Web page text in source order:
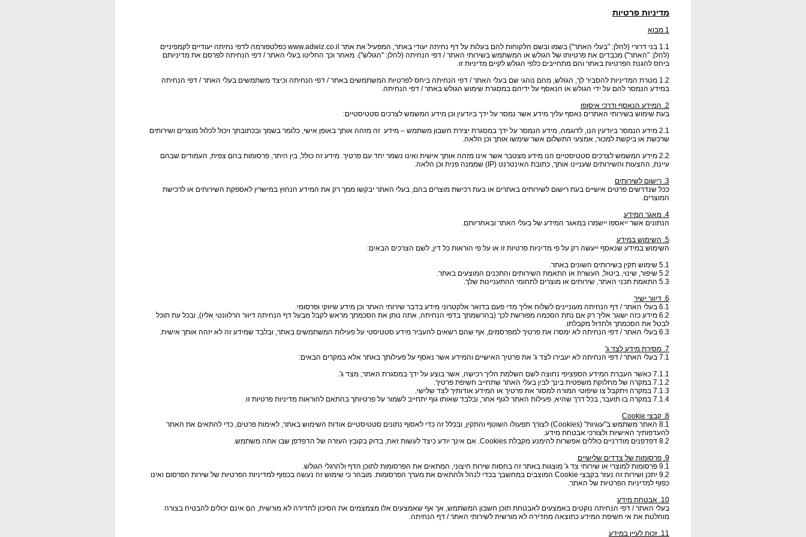
מדיניות פרטיות
1 מבוא
1.1 בני דרורי (להלן: "בעלי האתר") בשמו ובשם הלקוחות להם בעלות על דף נחיתה יעודי באתר, המפעיל את אתר
www.adwiz.co.il כפלטפורמה לדפי נחיתה יעודיים לקמפיניים
(להלן: "האתר") מכבדים את פרטיותו של הגולש או המשתמש בשירותי האתר / דפי הנחיתה (להלן: "הגולש"). מאחר וכך החליטו בעלי האתר / דפי הנחיתה לפרסם את מדיניותם
ביחס להגנת הפרטיות באתר והם מתחייבים כלפי הגולש לקיים מדיניות זו.
1.2 מטרת המדיניות להסביר לך, הגולש, מהם נוהגי שם בעלי האתר / דפי הנחיתה ביחס לפרטיות המשתמשים באתר / דפי הנחיתה וכיצד משתמשים בעלי האתר / דפי הנחיתה
במידע הנמסר להם על ידי הגולש או הנאסף על ידיהם במסגרת שימוש הגולש באתר / דפי הנחיתה.
2. המידע הנאסף ודרכי איסופו
בעת שימוש בשירותי האתרים נאסף עליך מידע אשר נמסר על ידך ביודעין וכן מידע המשמש לצרכים סטטיסטיים:
2.1 מידע הנמסר ביודעין הנו, לדוגמה, מידע הנמסר על ידך במסגרת יצירת חשבון משתמש – מידע זה מזהה אותך באופן אישי, כלומר בשמך ובכתובתך ויכול לכלול מוצרים ושירותים
שרכשת או ביקשת למכור, אמצעי התשלום אשר שימשו אותך וכן הלאה.
2.2 מידע המשמש לצרכים סטטיסטיים הנו מידע מצטבר אשר אינו מזהה אותך אישית ואינו נשמר יחד עם פרטיך. מידע זה כולל, בין היתר, פרסומות בהם צפית, העמודים שבהם
עיינת, ההצעות והשירותים שעניינו אותך, כתובת האינטרנט (IP) שממנה פנית וכן הלאה.
3. רישום לשירותים
ככל שנדרשים פרטים אישיים בעת רישום לשירותים באתרים או בעת רכישת מוצרים בהם, בעלי האתר יבקשו ממך רק את המידע הנחוץ במישרין לאספקת השירותים או לרכישת
המוצרים.
4. מאגר המידע
הנתונים אשר ייאספו יישמרו במאגר המידע של בעלי האתר ובאחריותם.
5. השימוש במידע
השימוש במידע שנאסף ייעשה רק על פי מדיניות פרטיות זו או על פי הוראות כל דין, לשם הצרכים הבאים:
5.1 שימוש תקין בשירותים השונים באתר.
5.2 שיפור, שינוי, ביטול, העשרת או התאמת השירותים והתכנים המוצעים באתר.
5.3 התאמת תכני האתר, שירותים או מוצרים לתחומי ההתעניינות שלך.
6. דיוור ישיר
6.1 בעלי האתר / דף הנחיתה מעוניינים לשלוח אליך מדי פעם בדואר אלקטרוני מידע בדבר שירותי האתר וכן מידע שיווקי ופרסומי.
6.2 מידע כזה ישוגר אליך רק אם נתת הסכמה מפורשת לכך (בהרשמתך בדפי הנחיתה, אתה נותן את הסכמתך מראש לקבל מבעל דף הנחיתה דיוור הרלוונטי אליו), ובכל עת תוכל
לבטל את הסכמתך ולחדול מקבלתו.
6.3 בעלי האתר / דפי הנחיתה לא ימסרו את פרטיך למפרסמים, אף שהם רשאים להעביר מידע סטטיסטי על פעילות המשתמשים באתר, ובלבד שמידע זה לא יזהה אותך אישית.
7. מסירת מידע לצד ג'
7.1 בעלי האתר / דפי הנחיתה לא יעבירו לצד ג' את פרטיך האישיים והמידע אשר נאסף על פעילותך באתר אלא במקרים הבאים:
7.1.1 כאשר העברת המידע הספציפי נחוצה לשם השלמת הליך רכישה, אשר בוצע על ידך במסגרת האתר, מצד ג'.
7.1.2 במקרה של מחלוקת משפטית בינך לבין בעלי האתר שתחייב חשיפת פרטיך.
7.1.3 במקרה ויתקבל צו שיפוטי המורה למסור את פרטיך או המידע אודותיך לצד שלישי.
7.1.4 במקרה בו תועבר, בכל דרך שהיא, פעילות האתר לגוף אחר, ובלבד שאותו גוף יתחייב לשמור על פרטיותך בהתאם להוראות מדיניות פרטיות זו.
8. קבצי
Cookie
8.1 האתר משתמש ב"עוגיות" (
Cookies) לצורך תפעולו השוטף והתקין, ובכלל זה כדי לאסוף נתונים סטטיסטיים אודות השימוש באתר, לאימות פרטים, כדי להתאים את האתר
להעדפותיך האישיות ולצורכי אבטחת מידע.
8.2 דפדפנים מודרניים כוללים אפשרות להימנע מקבלת
Cookies. אם אינך יודע כיצד לעשות זאת, בדוק בקובץ העזרה של הדפדפן שבו אתה משתמש.
9. פרסומות של צדדים שלישיים
9.1 פרסומות למוצרי או שירותי צד ג' מוצגות באתר זה בחסות שירות חיצוני, המתאים את הפרסומות לתוכן הדף ולהרגלי הגולש.
9.2 יתכן ושירות זה נעזר בקבצי
Cookie המוצבים במחשבך בכדי לנהל ולהתאים את מערך הפרסומות. מובהר כי שימוש זה נעשה בכפוף למדיניות הפרטיות של שירות הפרסום ואינו
כפוף למדיניות הפרטיות של האתר.
10. אבטחת מידע
בעלי האתר / דפי הנחיתה נוקטים באמצעים לאבטחת תוכן חשבון המשתמש, אך אף שאמצעים אלו מצמצמים את הסיכון לחדירה לא מורשית, הם אינם יכולים להבטיח בצורה
מוחלטת את אי חשיפת המידע כתוצאה מחדירה לא מורשית לשירותי האתר / דף הנחיתה.
11. זכות לעיין במידע